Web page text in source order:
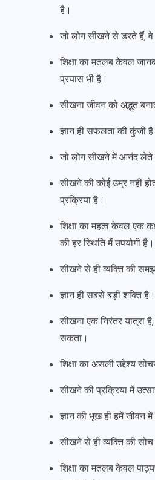
है।
जो लोग सीखने से डरते हैं, वे
शिक्षा का मतलब केवल
प्रयास भी है।
सीखना जीवन को अद्भुत
ज्ञान ही सफलता की कुंजी
जो लोग सीखने में आनंद लेते
सीखने की कोई उम्र नहीं
प्रक्रिया है।
शिक्षा का महत्व केवल एक
की हर स्थिति में उपयोगी है।
सीखने से ही व्यक्ति की
ज्ञान ही सबसे बड़ी शक्ति है।
सीखना एक निरंतर यात्रा
सकता।
शिक्षा का असली उद्देश्य
सीखने की प्रक्रिया में
ज्ञान की भूख ही हमें जीवन
सीखने से ही व्यक्ति की
शिक्षा का मतलब केवल